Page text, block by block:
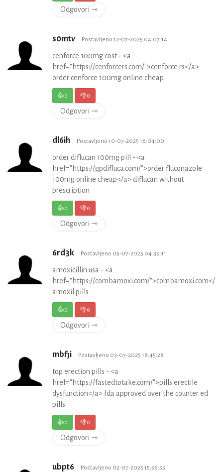
Odgovori ⇾
s0mtv Postavljeno 12-07-2025 04:07:14
cenforce 100mg cost - <a
href="https://cenforcers.com/">cenforce rs</a>
order cenforce 100mg online cheap
👍0 👎0
Odgovori ⇾
dl6ih Postavljeno 10-07-2025 16:04:00
order diflucan 100mg pill - <a
href="https://gpdifluca.com/">order fluconazole
100mg online cheap</a> diflucan without
prescription
👍0 👎0
Odgovori ⇾
6rd3k Postavljeno 05-07-2025 04:39:11
amoxicillin usa - <a
href="https://combamoxi.com/">combamoxi.com</a>
amoxil pills
👍0 👎0
Odgovori ⇾
mbfji Postavljeno 03-07-2025 18:45:28
top erection pills - <a
href="https://fastedtotake.com/">pills erectile
dysfunction</a> fda approved over the counter ed
pills
👍0 👎0
Odgovori ⇾
ubpt6 Postavljeno 02-07-2025 15:56:55